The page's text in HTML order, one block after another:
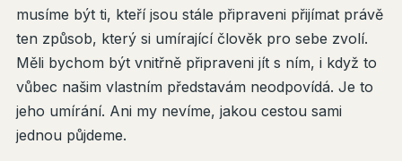
musíme být ti, kteří jsou stále připraveni přijímat právě
ten způsob, který si umírající člověk pro sebe zvolí.
Měli bychom být vnitřně připraveni jít s ním, i když to
vůbec našim vlastním představám neodpovídá. Je to
jeho umírání. Ani my nevíme, jakou cestou sami
jednou půjdeme.